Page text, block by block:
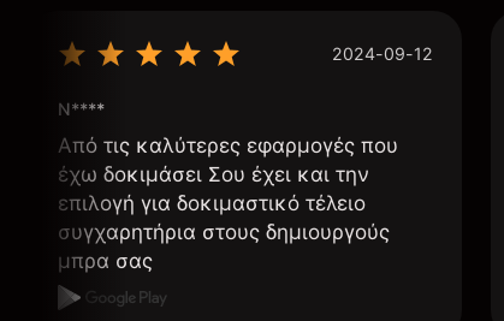
2024-09-12
N****
Από τις καλύτερες εφαρμογές που
έχω δοκιμάσει Σου έχει και την
επιλογή για δοκιμαστικό τέλειο
συγχαρητήρια στους δημιουργούς
μπρα σας